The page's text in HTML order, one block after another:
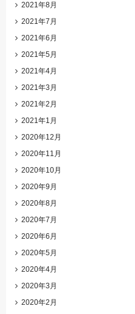
2021年8月
2021年7月
2021年6月
2021年5月
2021年4月
2021年3月
2021年2月
2021年1月
2020年12月
2020年11月
2020年10月
2020年9月
2020年8月
2020年7月
2020年6月
2020年5月
2020年4月
2020年3月
2020年2月